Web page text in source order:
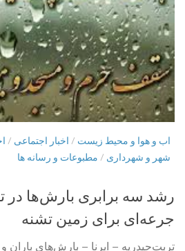
اب و هوا و محیط زیست / اخبار اجتماعی /
شهر و شهرداری / مطبوعات و رسانه ها
رشد سه برابری بارش‌ها در
جرعه‌ای برای زمین تشنه
تربت‌حیدریه – ایرنا – بارش‌های باران